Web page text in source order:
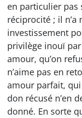
en particulier pas
réciprocité ; il n’a
investissement
privilège inouï
amour, qu’on
n’aime pas en
amour parfait, qui
don récusé n’en
donné. En sorte